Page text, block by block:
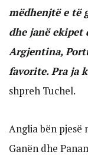
mëdhenjtë e të
dhe janë ekipet
Argjentina,
favorite. Pra ja
shpreh Tuchel.
Anglia bën pjesë
Ganën dhe